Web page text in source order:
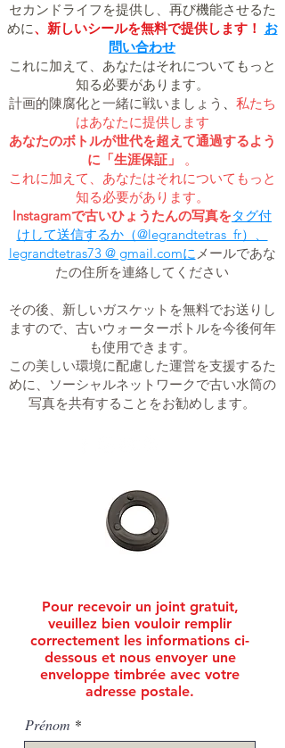
セカンドライフを提供し、再び機能させるた
めに、新しいシールを無料で提供します！ お
問い合わせ
これに加えて、あなたはそれについてもっと
知る必要があります。
計画的陳腐化と一緒に戦いましょう 、 私たち
はあなたに提供します
あなたのボトルが世代を超えて通過するよう
に「生涯保証」
。
これに加えて、あなたはそれについてもっと
知る必要があります。
Instagramで古いひょうたんの写真をタグ付
けして送信するか（@legrandtetras_fr）、
legrandtetras73 @ gmail.comにメールであな
たの住所を連絡してください
その後、新しいガスケットを無料でお送りし
ますので、古いウォーターボトルを今後何年
も使用できます。
この美しい環境に配慮した運営を支援するた
めに、ソーシャルネットワークで古い水筒の
写真を共有することをお勧めします。
Pour recevoir un joint gratuit,
veuillez bien vouloir remplir
correctement les informations ci-
dessous et nous envoyer une
enveloppe timbrée avec votre
adresse postale.
Prénom